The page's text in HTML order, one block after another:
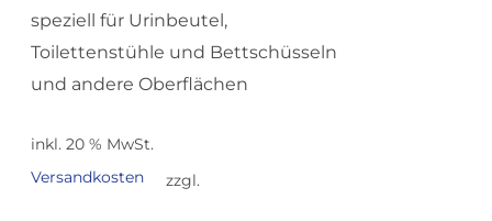
speziell für Urinbeutel,
Toilettenstühle und Bettschüsseln
und andere Oberflächen
inkl. 20 % MwSt.
zzgl.
Versandkosten